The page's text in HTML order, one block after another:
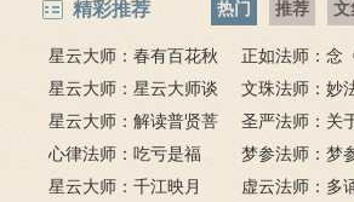
精彩推荐 热门 推荐 文
星云大师：春有百花秋
有月，夏有凉风冬有雪；
若无闲事挂心头，便是人
间好时节。
正如法师：念
比《大悲咒》
星云大师：星云大师谈
《心经》
文珠法师：妙
星云大师：解读普贤菩
萨十大愿王（附普贤行愿
品全文）
圣严法师：关
鬼的终极真相
心律法师：吃亏是福
梦参法师：梦
讲地藏本愿经
星云大师：千江映月
虚云法师：多